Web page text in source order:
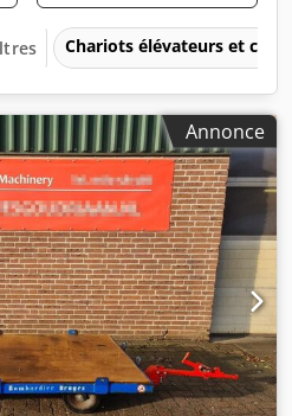
Chariots élévateurs et
Annonce